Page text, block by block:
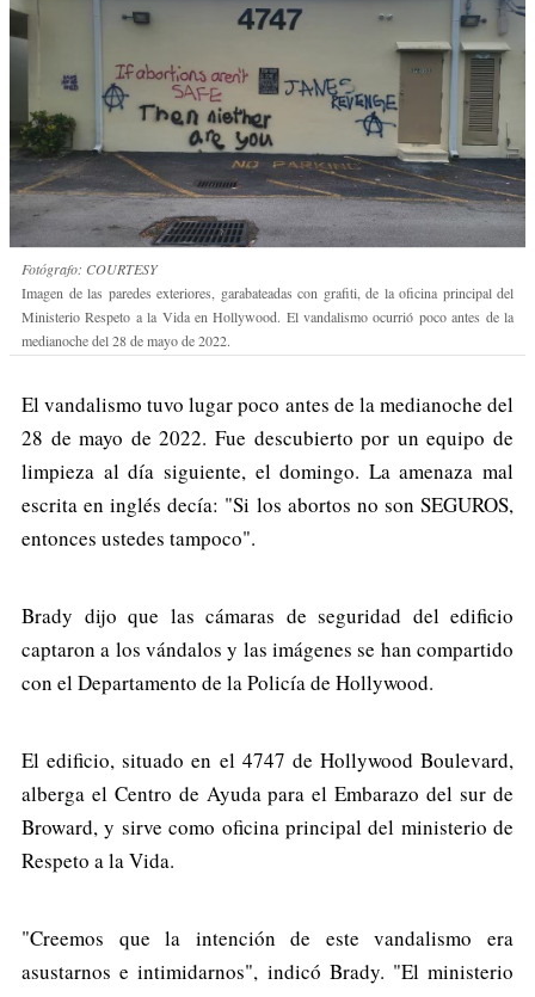
Fotógrafo: COURTESY
Imagen de las paredes exteriores, garabateadas con grafiti, de la oficina principal del
Ministerio Respeto a la Vida en Hollywood. El vandalismo ocurrió poco antes de la
medianoche del 28 de mayo de 2022.
El vandalismo tuvo lugar poco antes de la medianoche del
28 de mayo de 2022. Fue descubierto por un equipo de
limpieza al día siguiente, el domingo. La amenaza mal
escrita en inglés decía: "Si los abortos no son SEGUROS,
entonces ustedes tampoco".
Brady dijo que las cámaras de seguridad del edificio
captaron a los vándalos y las imágenes se han compartido
con el Departamento de la Policía de Hollywood.
El edificio, situado en el 4747 de Hollywood Boulevard,
alberga el Centro de Ayuda para el Embarazo del sur de
Broward, y sirve como oficina principal del ministerio de
Respeto a la Vida.
"Creemos que la intención de este vandalismo era
asustarnos e intimidarnos", indicó Brady. "El ministerio